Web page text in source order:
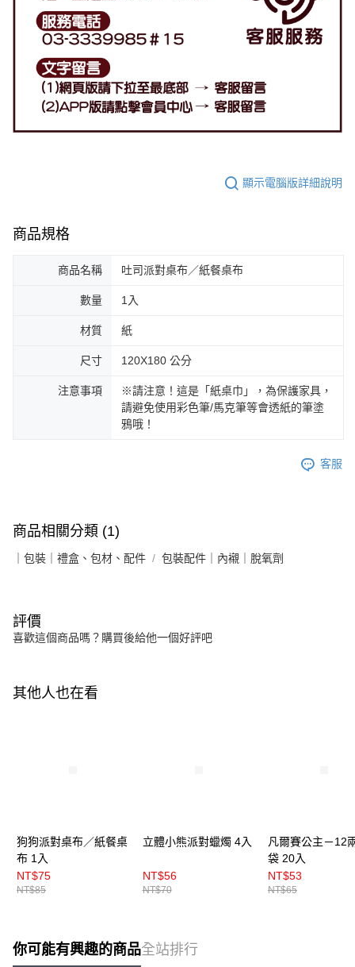
顯示電腦版詳細說明
商品規格
商品名稱 吐司派對桌布／紙餐桌布
數量 1入
材質 紙
尺寸 120X180 公分
注意事項
※請注意！這是「紙桌巾」，為保護家具，
請避免使用彩色筆/馬克筆等會透紙的筆塗
鴉哦！
客服
商品相關分類 (1)
｜包裝｜禮盒、包材、配件 包裝配件｜內襯｜脫氧劑
評價
喜歡這個商品嗎？購買後給他一個好評吧
其他人也在看
狗狗派對桌布／紙餐桌
布 1入
NT$75
NT$85
立體小熊派對蠟燭 4入
NT$56
NT$70
凡爾賽公主－12
袋 20入
NT$53
NT$65
你可能有興趣的商品全站排行